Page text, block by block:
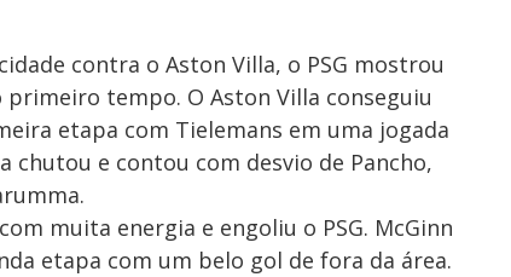
contra o Aston Villa, o PSG mostrou
tempo. O Aston Villa conseguiu
etapa com Tielemans em uma jogada
chutou e contou com desvio de Pancho,
muita energia e engoliu o PSG. McGinn
etapa com um belo gol de fora da área.